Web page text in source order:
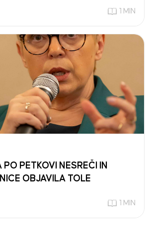
1 MIN
PO PETKOVI NESREČI IN
OBJAVILA TOLE
1 MIN